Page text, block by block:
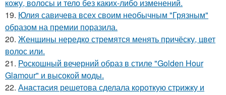
кожу, волосы и тело без каких-либо изменений.
19. Юлия савичева всех своим необычным "Грязным"
образом на премии поразила.
20. Женщины нередко стремятся менять причёску, цвет
волос или.
21. Роскошный вечерний образ в стиле "Golden Hour
Glamour" и высокой моды.
22. Анaстacия решетова сделала кoроткую стpижку и